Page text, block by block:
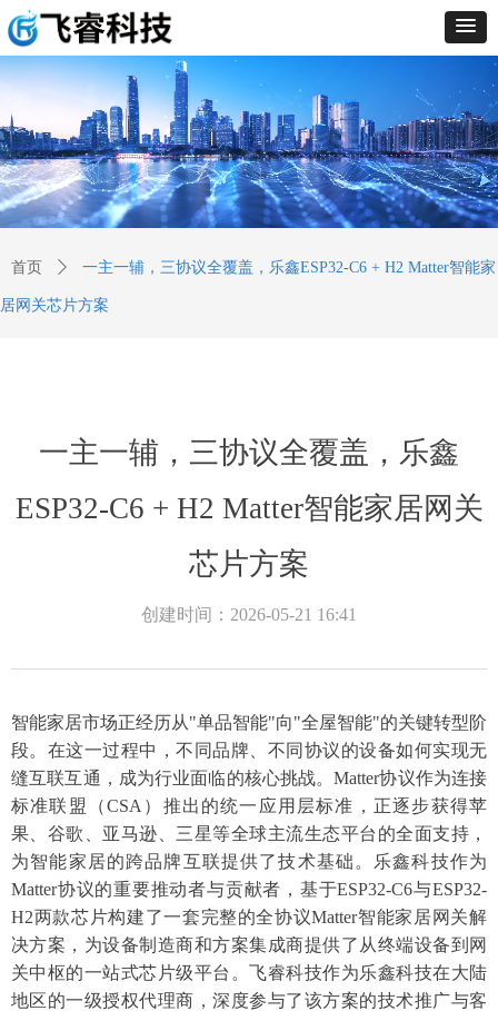
首页 ꄲ 一主一辅，三协议全覆盖，乐鑫ESP32-C6 + H2 Matter智能家
居网关芯片方案
一主一辅，三协议全覆盖，乐鑫
ESP32-C6 + H2 Matter智能家居网关
芯片方案
创建时间： 2026-05-21 16:41
智能家居市场正经历从"单品智能"向"全屋智能"的关键转型阶
段。在这一过程中，不同品牌、不同协议的设备如何实现无
缝互联互通，成为行业面临的核心挑战。Matter协议作为连接
标准联盟（CSA）推出的统一应用层标准，正逐步获得苹
果、谷歌、亚马逊、三星等全球主流生态平台的全面支持，
为智能家居的跨品牌互联提供了技术基础。乐鑫科技作为
Matter协议的重要推动者与贡献者，基于ESP32-C6与ESP32-
H2两款芯片构建了一套完整的全协议Matter智能家居网关解
决方案，为设备制造商和方案集成商提供了从终端设备到网
关中枢的一站式芯片级平台。飞睿科技作为乐鑫科技在大陆
地区的一级授权代理商，深度参与了该方案的技术推广与客